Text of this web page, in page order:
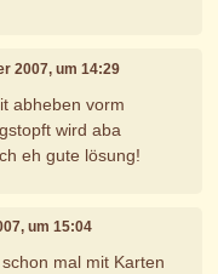
2007, um 14:29
abheben vorm
wird aba
eh gute lösung!
um 15:04
mal mit Karten